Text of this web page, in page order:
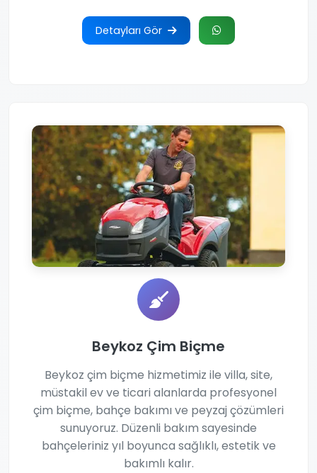
Detayları Gör
Beykoz Çim Biçme
Beykoz çim biçme hizmetimiz ile villa, site,
müstakil ev ve ticari alanlarda profesyonel
çim biçme, bahçe bakımı ve peyzaj çözümleri
sunuyoruz. Düzenli bakım sayesinde
bahçeleriniz yıl boyunca sağlıklı, estetik ve
bakımlı kalır.